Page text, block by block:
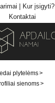
Kur įsigyti?
Kontaktai
plytelėms>
sienoms>